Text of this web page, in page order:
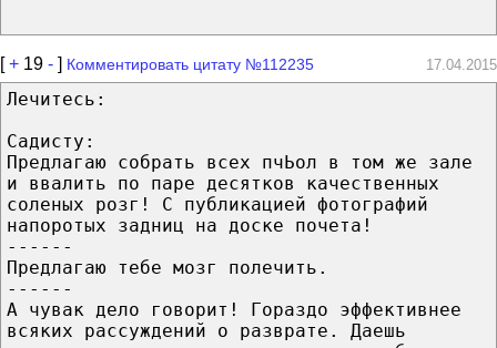
[+ 19 - ] Комментировать цитату №112235 17.04.2015
Лечитесь:
Садисту:
Предлагаю собрать всех пчЬол в том же зале
и ввалить по паре десятков качественных
соленых розг! С публикацией фотографий
напоротых задниц на доске почета!
------
Предлагаю тебе мозг полечить.
------
А чувак дело говорит! Гораздо эффективнее
всяких рассуждений о разврате. Даешь